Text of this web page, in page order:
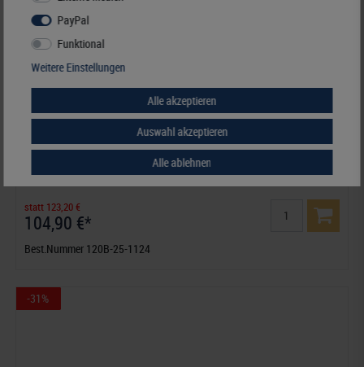
Deutschland - Nachtrag Jahrgang 2025, inklusive Ringbinder-Set
statt 123,20 €
104,90 €*
Best.Nummer 120B-25-1124
-31%
PayPal
Funktional
Weitere Einstellungen
Alle akzeptieren
Auswahl akzeptieren
Alle ablehnen